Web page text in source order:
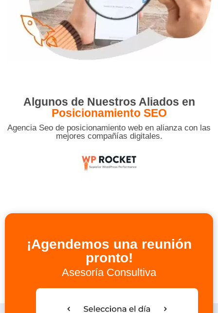
Algunos de Nuestros Aliados en
Posicionamiento SEO
Agencia Seo de posicionamiento web en alianza con las
mejores compañías digitales.
¡Agendemos una reunión
pronto!
Asesoría Consultiva